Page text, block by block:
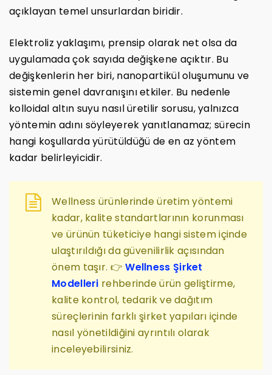
açıklayan temel unsurlardan biridir.
Elektroliz yaklaşımı, prensip olarak net olsa da
uygulamada çok sayıda değişkene açıktır. Bu
değişkenlerin her biri, nanopartikül oluşumunu ve
sistemin genel davranışını etkiler. Bu nedenle
kolloidal altın suyu nasıl üretilir sorusu, yalnızca
yöntemin adını söyleyerek yanıtlanamaz; sürecin
hangi koşullarda yürütüldüğü de en az yöntem
kadar belirleyicidir.
Wellness ürünlerinde üretim yöntemi
kadar, kalite standartlarının korunması
ve ürünün tüketiciye hangi sistem içinde
ulaştırıldığı da güvenilirlik açısından
önem taşır. 👉Wellness Şirket
Modelleri rehberinde ürün geliştirme,
kalite kontrol, tedarik ve dağıtım
süreçlerinin farklı şirket yapıları içinde
nasıl yönetildiğini ayrıntılı olarak
inceleyebilirsiniz.